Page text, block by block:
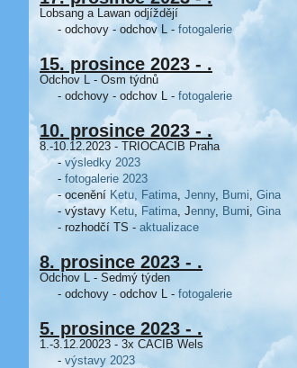
Lobsang a Lawan odjíždějí
- odchovy - odchov L - fotogalerie
15. prosince 2023 - .
Odchov L - Osm týdnů
- odchovy - odchov L - fotogalerie
10. prosince 2023 - .
8.-10.12.2023 - TRIOCACIB Praha
-výsledky 2023
- fotogalerie 2023
- ocenění Ketu, Fatima, Jenny, Bumi, Gina
- výstavy Ketu, Fatima, Jenny, Bumi, Gina
- rozhodčí TS - aktualizace
8. prosince 2023 - .
Odchov L - Sedmý týden
- odchovy - odchov L - fotogalerie
5. prosince 2023 - .
1.-3.12.20023 - 3x CACIB Wels
- výstavy 2023